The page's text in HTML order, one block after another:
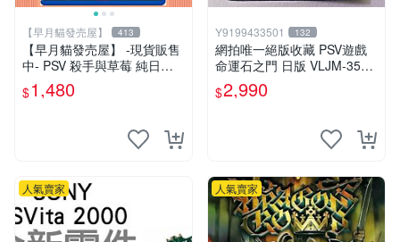
【早月貓發売屋】 413
【早月貓發売屋】 -現貨販售
中- PSV 殺手與草莓 純日版
日文版 ※戀愛×懸疑※ 戀愛AD
V遊戲
$1,480
Y9199433501 132
網拍唯一絕版收藏 PSV遊戲
命運石之門 日版 VLJM-3502
$2,990
人氣賣家 人氣賣家